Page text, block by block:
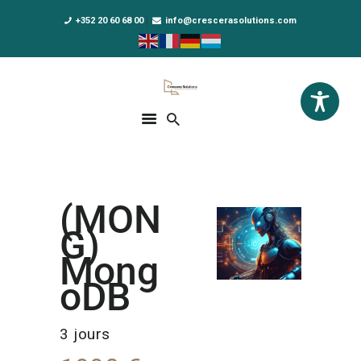
+352 20 60 68 00 info@crescerasolutions.com
Crescera Solutions
Solutions for your evolution
DPO AS A SERVICE
NOUS CONNAÎTRE
ACTUALITÉS
(MON
G)
Mong
oDB
3 jours